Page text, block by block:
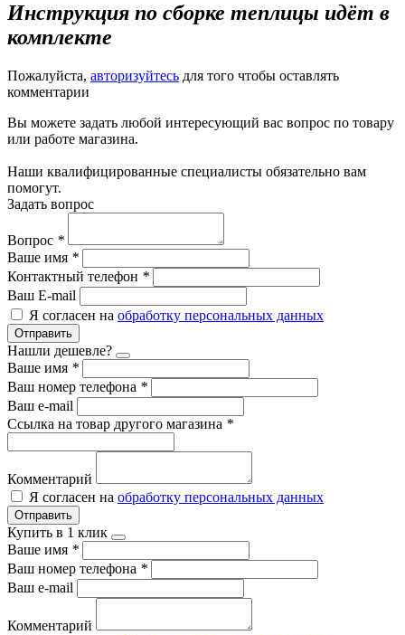
Инструкция по сборке теплицы идёт в
комплекте
Пожалуйста, авторизуйтесь для того чтобы оставлять
комментарии
Вы можете задать любой интересующий вас вопрос по товару
или работе магазина.
Наши квалифицированные специалисты обязательно вам
помогут.
Задать вопрос
Вопрос *
Ваше имя *
Контактный телефон *
Ваш E-mail
Я согласен на обработку персональных данных
Отправить
Нашли дешевле?
Ваше имя *
Ваш номер телефона *
Ваш e-mail
Ссылка на товар другого магазина *
Комментарий
Я согласен на обработку персональных данных
Отправить
Купить в 1 клик
Ваше имя *
Ваш номер телефона *
Ваш e-mail
Комментарий